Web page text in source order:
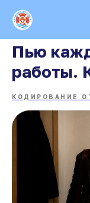
Пью
работы.
КОДИРОВАНИЕ